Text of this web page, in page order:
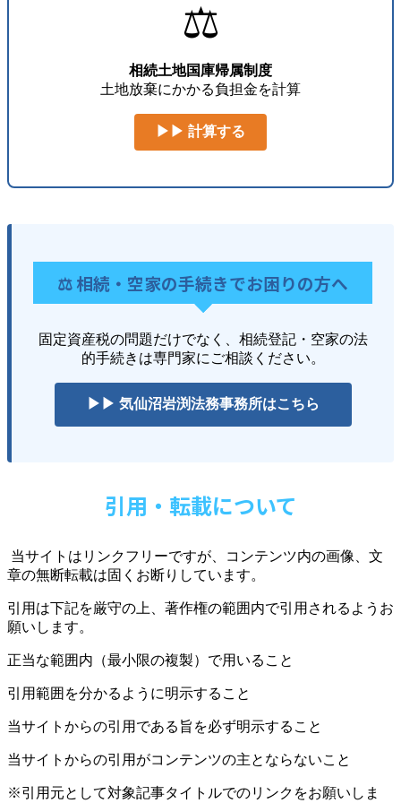
⚖️
相続土地国庫帰属制度
土地放棄にかかる負担金を計算
▶▶ 計算する
⚖️ 相続・空家の手続きでお困りの方へ
固定資産税の問題だけでなく、相続登記・空家の法
的手続きは専門家にご相談ください。
▶▶ 気仙沼岩渕法務事務所はこちら
引用・転載について
当サイトはリンクフリーですが、コンテンツ内の画像、文
章の無断転載は固くお断りしています。
引用は下記を厳守の上、著作権の範囲内で引用されるようお
願いします。
正当な範囲内（最小限の複製）で用いること
引用範囲を分かるように明示すること
当サイトからの引用である旨を必ず明示すること
当サイトからの引用がコンテンツの主とならないこと
※引用元として対象記事タイトルでのリンクをお願いしま